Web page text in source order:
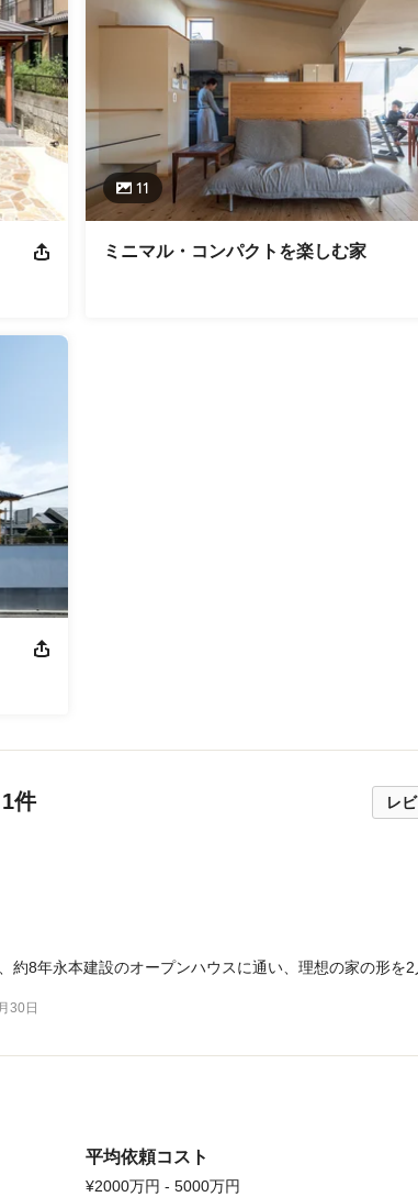
11
ミニマル・コンパクトを楽しむ家
レ
件
約8年永本建設のオープンハウスに通い、理想の家の形を2
で、光の加減や身長に合わせてセンチ単位で調整してい
来客の方にはいい匂いだねぇと言われたりします。
で家の中はとても暖かく冬は半袖で過ごすほど暖かいこ
1つだと思ってやっているようで、子どもも薪割り、薪運
とても快適に過ごせています。修繕も家と事務所が近い
30日
平均依頼コスト
¥2000万円 - 5000万円